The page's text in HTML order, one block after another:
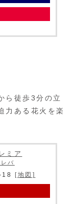
ら徒歩3分の立
力ある花火を楽
ミア
レバ
18 [地図]